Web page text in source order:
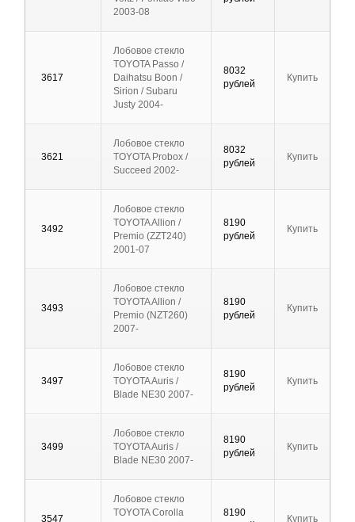
2003-08
3617
Лобовое стекло
TOYOTA Passo /
Daihatsu Boon /
Sirion / Subaru
Justy 2004-
8032
рублей
Купить
3621
Лобовое стекло
TOYOTA Probox /
Succeed 2002-
8032
рублей
Купить
3492
Лобовое стекло
TOYOTA Allion /
Premio (ZZT240)
2001-07
8190
рублей
Купить
3493
Лобовое стекло
TOYOTA Allion /
Premio (NZT260)
2007-
8190
рублей
Купить
3497
Лобовое стекло
TOYOTA Auris /
Blade NE30 2007-
8190
рублей
Купить
3499
Лобовое стекло
TOYOTA Auris /
Blade NE30 2007-
8190
рублей
Купить
3547
Лобовое стекло
TOYOTA Corolla
8190
Купить